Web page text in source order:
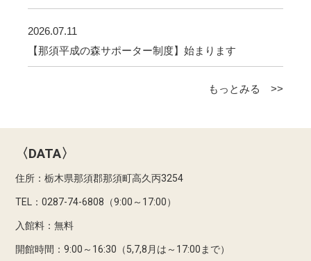
2026.07.11
【那須平成の森サポーター制度】始まります
もっとみる >>
〈DATA〉
住所：栃木県那須郡那須町高久丙3254
TEL：0287-74-6808（9:00～17:00）
入館料：無料
開館時間：9:00～16:30（5,7,8月は～17:00まで）